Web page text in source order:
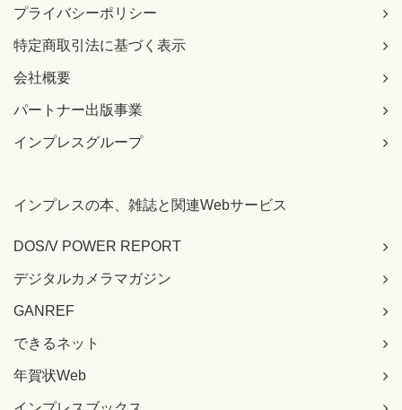
プライバシーポリシー
特定商取引法に基づく表示
会社概要
パートナー出版事業
インプレスグループ
インプレスの本、雑誌と関連Webサービス
DOS/V POWER REPORT
デジタルカメラマガジン
GANREF
できるネット
年賀状Web